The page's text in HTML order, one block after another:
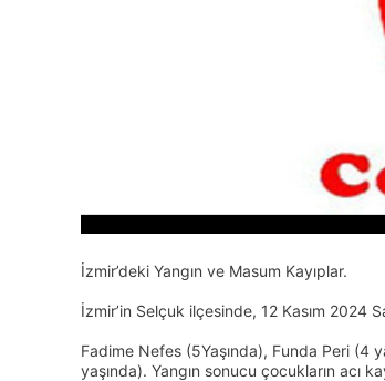
İzmir’deki Yangın ve Masum Kayıplar.
İzmir’in Selçuk ilçesinde, 12 Kasım 2024
Fadime Nefes (5Yaşında), Funda Peri (4
yaşında). Yangın sonucu çocukların acı